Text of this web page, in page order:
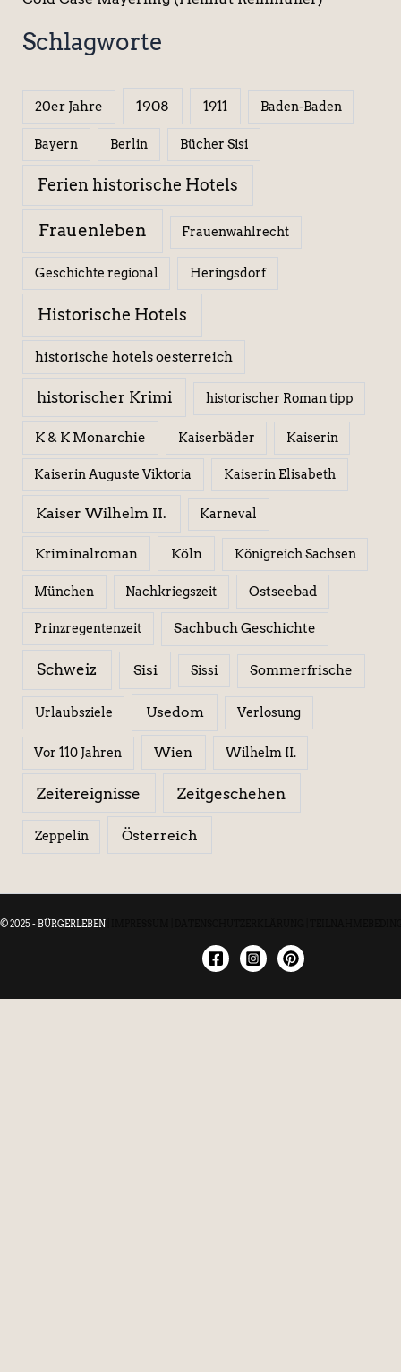
Schlagworte
20er Jahre 1908 1911 Baden-Baden
Bayern Berlin Bücher Sisi
Ferien historische Hotels
Frauenleben Frauenwahlrecht
Geschichte regional Heringsdorf
Historische Hotels
historische hotels oesterreich
historischer Krimi historischer Roman tipp
K & K Monarchie Kaiserbäder Kaiserin
Kaiserin Auguste Viktoria Kaiserin Elisabeth
Kaiser Wilhelm II. Karneval
Kriminalroman Köln Königreich Sachsen
München Nachkriegszeit Ostseebad
Prinzregentenzeit Sachbuch Geschichte
Schweiz Sisi Sissi Sommerfrische
Urlaubsziele Usedom Verlosung
Vor 110 Jahren Wien Wilhelm II.
Zeitereignisse Zeitgeschehen
Zeppelin Österreich
© 2025 - BÜRGERLEBEN